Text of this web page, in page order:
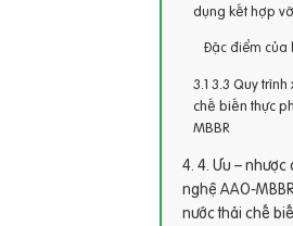
dụng kết hợp
Đặc điểm của
3.3 Quy trình
chế biến thực
MBBR
4. Ưu –
nghệ AAO-
nước thải chế